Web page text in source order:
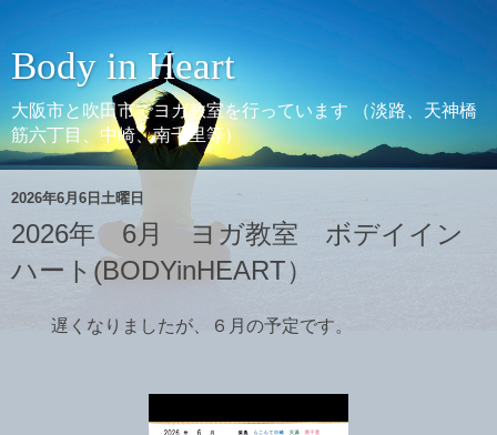
Body in Heart
大阪市と吹田市でヨガ教室を行っています （淡路、天神橋
筋六丁目、中崎、南千里等）
2026年6月6日土曜日
2026年 6月 ヨガ教室 ボデイイン
ハート(BODYinHEART）
遅くなりましたが、６月の予定です。